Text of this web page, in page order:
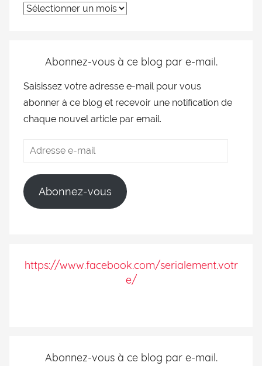
Abonnez-vous à ce blog par e-mail.
Saisissez votre adresse e-mail pour vous
abonner à ce blog et recevoir une notification de
chaque nouvel article par email.
Abonnez-vous
https://www.facebook.com/serialement.votr
e/
Abonnez-vous à ce blog par e-mail.